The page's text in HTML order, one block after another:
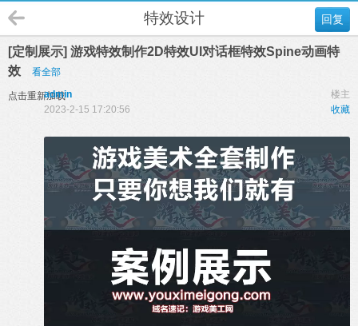
回复
特效设计
[定制展示] 游戏特效制作2D特效UI对话框特效Spine动画特
效
看全部
点击重新加载 楼主
admin
收藏
2023-2-15 17:20:56